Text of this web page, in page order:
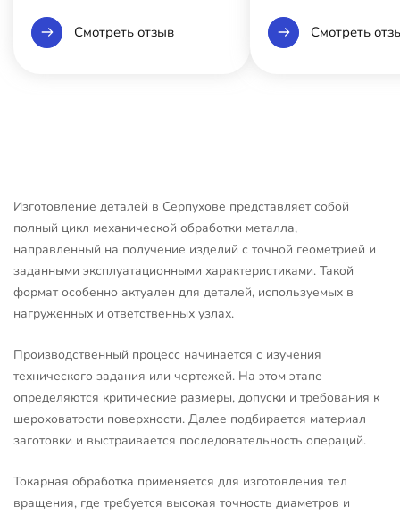
Смотреть отзыв Смотреть
Изготовление деталей в Серпухове представляет собой
полный цикл механической обработки металла,
направленный на получение изделий с точной геометрией и
заданными эксплуатационными характеристиками. Такой
формат особенно актуален для деталей, используемых в
нагруженных и ответственных узлах.
Производственный процесс начинается с изучения
технического задания или чертежей. На этом этапе
определяются критические размеры, допуски и требования к
шероховатости поверхности. Далее подбирается материал
заготовки и выстраивается последовательность операций.
Токарная обработка применяется для изготовления тел
вращения, где требуется высокая точность диаметров и